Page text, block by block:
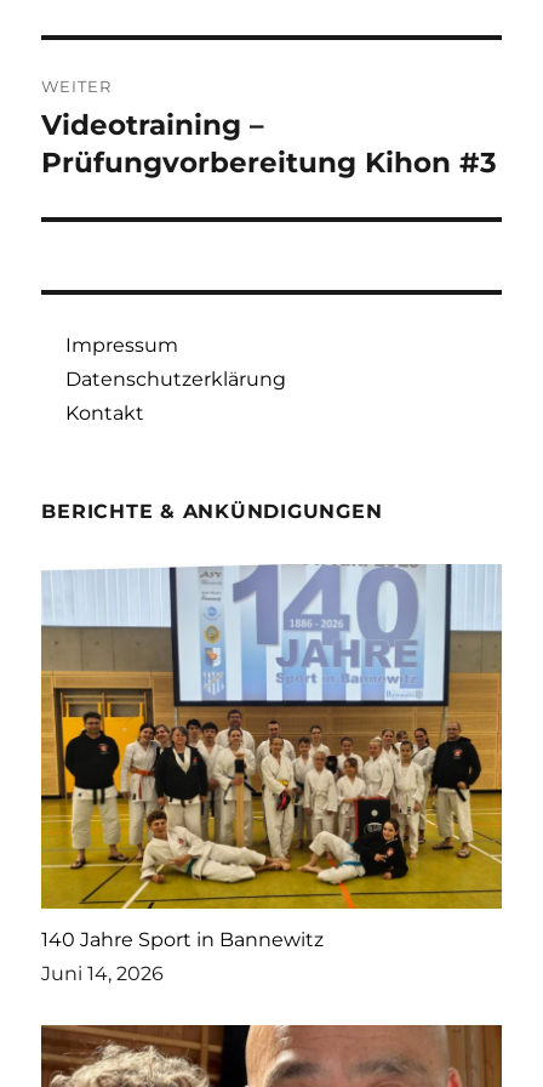
WEITER
Nächster
Beitrag:
Videotraining –
Prüfungvorbereitung Kihon #3
Impressum
Datenschutzerklärung
Kontakt
BERICHTE & ANKÜNDIGUNGEN
140 Jahre Sport in Bannewitz
Juni 14, 2026